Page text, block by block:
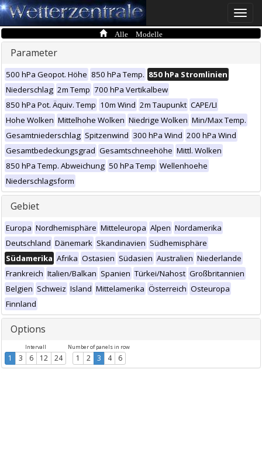
Toggle
Alle Modelle
Parameter
500 hPa Geopot. Höhe 850 hPa Temp. 850 hPa Stromlinien
Niederschlag 2m Temp 700 hPa Vertikalbew
850 hPa Pot. Äquiv. Temp 10m Wind 2m Taupunkt CAPE/LI
Hohe Wolken Mittelhohe Wolken Niedrige Wolken Min/Max Temp.
Gesamtniederschlag Spitzenwind 300 hPa Wind 200 hPa Wind
Gesamtbedeckungsgrad Gesamtschneehöhe Mittl. Wolken
850 hPa Temp. Abweichung 50 hPa Temp Wellenhoehe
Niederschlagsform
Gebiet
Europa Nordhemisphäre Mitteleuropa Alpen Nordamerika
Deutschland Dänemark Skandinavien Südhemisphäre
Südamerika Afrika Ostasien Südasien Australien Niederlande
Frankreich Italien/Balkan Spanien Türkei/Nahost Großbritannien
Belgien Schweiz Island Mittelamerika Österreich Osteuropa
Finnland
Options
Intervall
1 3 6 12 24
Number of panels in row
1 2 3 4 6